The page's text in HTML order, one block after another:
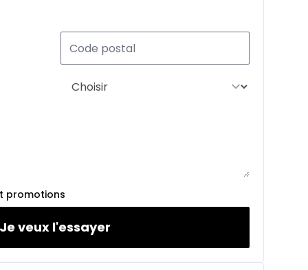
240$/Sem.
promotions
Je veux l'essayer